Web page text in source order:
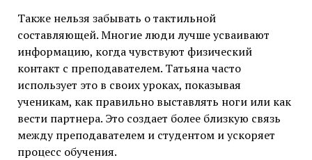
Также нельзя забывать о тактильной
составляющей. Многие люди лучше усваивают
информацию, когда чувствуют физический
контакт с преподавателем. Татьяна часто
использует это в своих уроках, показывая
ученикам, как правильно выставлять ноги или как
вести партнера. Это создает более близкую связь
между преподавателем и студентом и ускоряет
процесс обучения.